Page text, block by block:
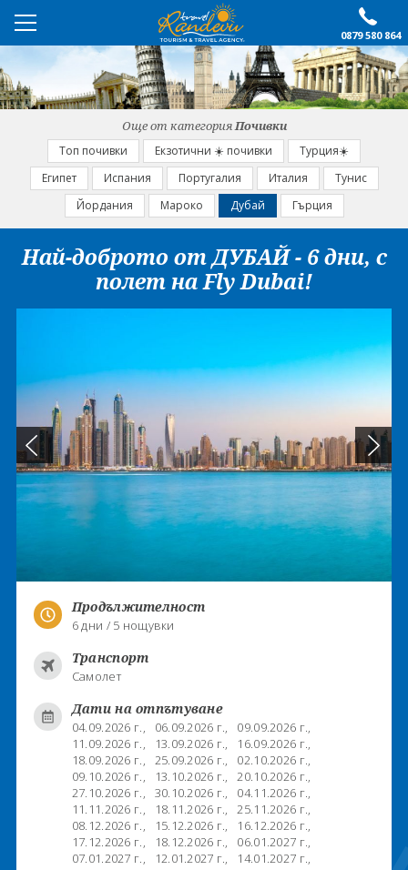
0879 580 864
ПРЕПОРЪЧАНО
ЕКСКУРЗИИ
ПОЧИВКИ
Контакти
Условия за записване
Политика за лични
данни
Документи
Още от категорияПочивки
Топ почивки Екзотични ☀️ почивки
Турция☀️
Египет
Испания Португалия Италия
Тунис
Йордания
Мароко Дубай Гърция
Най-доброто от ДУБАЙ - 6 дни, с
полет на Fly Dubai!
Продължителност
6 дни / 5 нощувки
Транспорт
Самолет
Дати на отпътуване
04.09.2026 г., 06.09.2026 г., 09.09.2026 г.,
11.09.2026 г.,
13.09.2026 г., 16.09.2026 г.,
18.09.2026 г., 25.09.2026 г., 02.10.2026 г.,
09.10.2026 г.,
13.10.2026 г.,20.10.2026 г.,
27.10.2026 г., 30.10.2026 г., 04.11.2026 г.,
11.11.2026 г.,
18.11.2026 г.,25.11.2026 г.,
08.12.2026 г.,
15.12.2026 г., 16.12.2026 г.,
17.12.2026 г.,
18.12.2026 г., 06.01.2027 г.,
07.01.2027 г.,
12.01.2027 г., 14.01.2027 г.,